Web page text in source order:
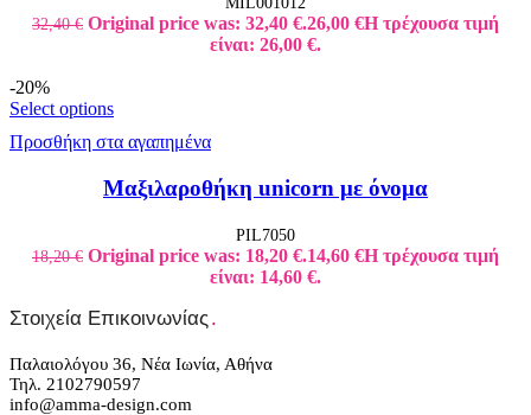
32,40€ Original price was: 32,40 €.26,00 €Η τρέχουσα τιμή
είναι: 26,00 €.
-20%
Select options
Προσθήκη στα αγαπημένα
Μαξιλαροθήκη unicorn με όνομα
PIL7050
18,20€ Original price was: 18,20 €.14,60 €Η τρέχουσα τιμή
είναι: 14,60 €.
Στοιχεία Επικοινωνίας.
Παλαιολόγου 36, Νέα Ιωνία, Αθήνα
Τηλ. 2102790597
info@amma-design.com